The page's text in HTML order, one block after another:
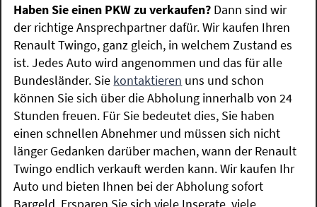
Haben Sie einen PKW zu verkaufen? Dann sind wir
der richtige Ansprechpartner dafür. Wir kaufen Ihren
Renault Twingo, ganz gleich, in welchem Zustand es
ist. Jedes Auto wird angenommen und das für alle
Bundesländer. Sie kontaktieren uns und schon
können Sie sich über die Abholung innerhalb von 24
Stunden freuen. Für Sie bedeutet dies, Sie haben
einen schnellen Abnehmer und müssen sich nicht
länger Gedanken darüber machen, wann der Renault
Twingo endlich verkauft werden kann. Wir kaufen Ihr
Auto und bieten Ihnen bei der Abholung sofort